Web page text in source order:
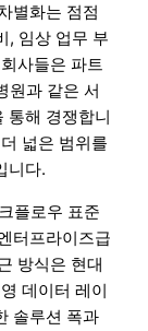
별화는 점점
, 임상 업무 부
사들은 파트
원과 같은 서
통해 경쟁합니
넓은 범위를
니다.
플로우 표준
터프라이즈급
방식은 현대
데이터 레이
솔루션 폭과